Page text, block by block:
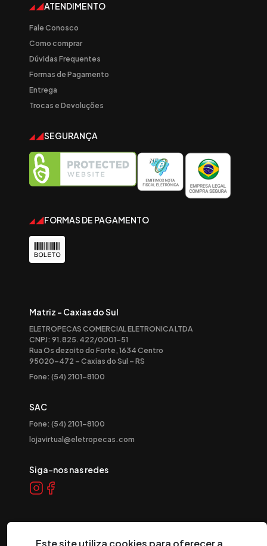
ATENDIMENTO
Fale Conosco
Como comprar
Dúvidas Frequentes
Formas de Pagamento
Entrega
Trocas e Devoluções
SEGURANÇA
FORMAS DE PAGAMENTO
Matriz - Caxias do Sul
ELETROPECAS COMERCIAL ELETRONICA LTDA
CNPJ: 91.825.422/0001-51
Rua Os dezoito do Forte, 1634 Centro
95020-472 – Caxias do Sul – RS
Fone: (54) 2101-8100
SAC
Fone: (54) 2101-8100
lojavirtual@eletropecas.com
Siga-nos nas redes
Este site utiliza cookies para oferecer a